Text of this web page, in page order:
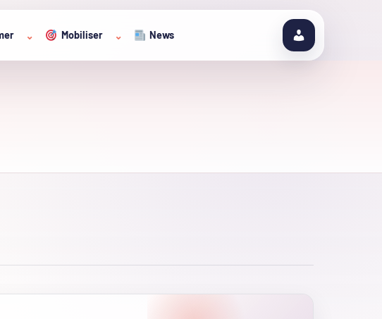
⌄ Mobiliser ⌄ News